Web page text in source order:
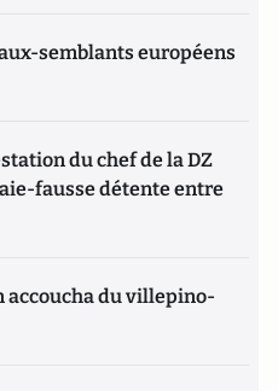
semblants européens
du chef de la DZ
fausse détente entre
accoucha du villepino-